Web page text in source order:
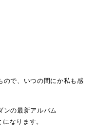
ので、いつの間にか私も感
ンの最新アルバム
なります。